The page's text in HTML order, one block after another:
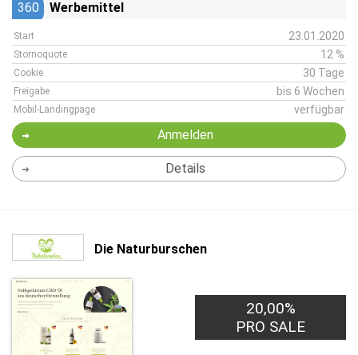
360 Werbemittel
Start 23.01.2020
Stornoquote 12 %
Cookie 30 Tage
Freigabe bis 6 Wochen
Mobil-Landingpage verfügbar
Anmelden
Details
Die Naturburschen
20,00%
PRO SALE